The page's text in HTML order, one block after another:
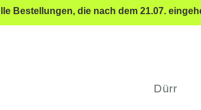
Bestellungen, die nach dem 21.07.
Dürr